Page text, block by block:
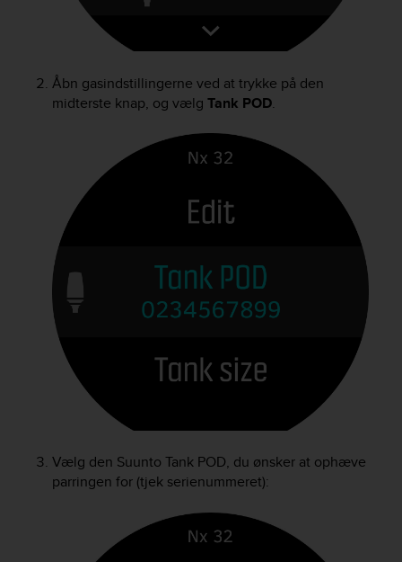
Åbn gasindstillingerne ved at trykke på den
midterste knap, og vælg Tank POD.
Vælg den Suunto Tank POD, du ønsker at ophæve
parringen for (tjek serienummeret):